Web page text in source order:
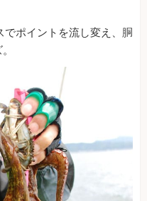
ポイントを流し変え、胴